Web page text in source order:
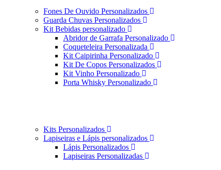
Fones De Ouvido Personalizados
Guarda Chuvas Personalizados
Kit Bebidas personalizado
Abridor de Garrafa Personalizado
Coqueteleira Personalizada
Kit Caipirinha Personalizado
Kit De Copos Personalizados
Kit Vinho Personalizado
Porta Whisky Personalizado
Kits Personalizados
Lapiseiras e Lápis personalizados
Lápis Personalizados
Lapiseiras Personalizadas